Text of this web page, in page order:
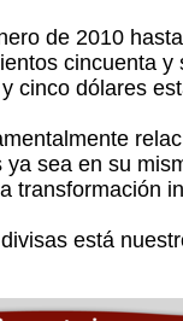
de 2010
cincuenta
cinco dólares
sea en su
transformación
está